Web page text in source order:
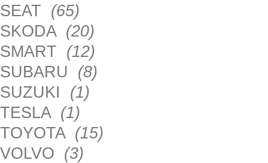
SEAT (65)
SKODA (20)
SMART (12)
SUBARU (8)
SUZUKI (1)
TESLA (1)
TOYOTA (15)
VOLVO (3)